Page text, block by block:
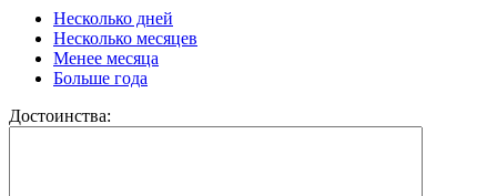
Несколько дней
Несколько месяцев
Менее месяца
Больше года
Достоинства: